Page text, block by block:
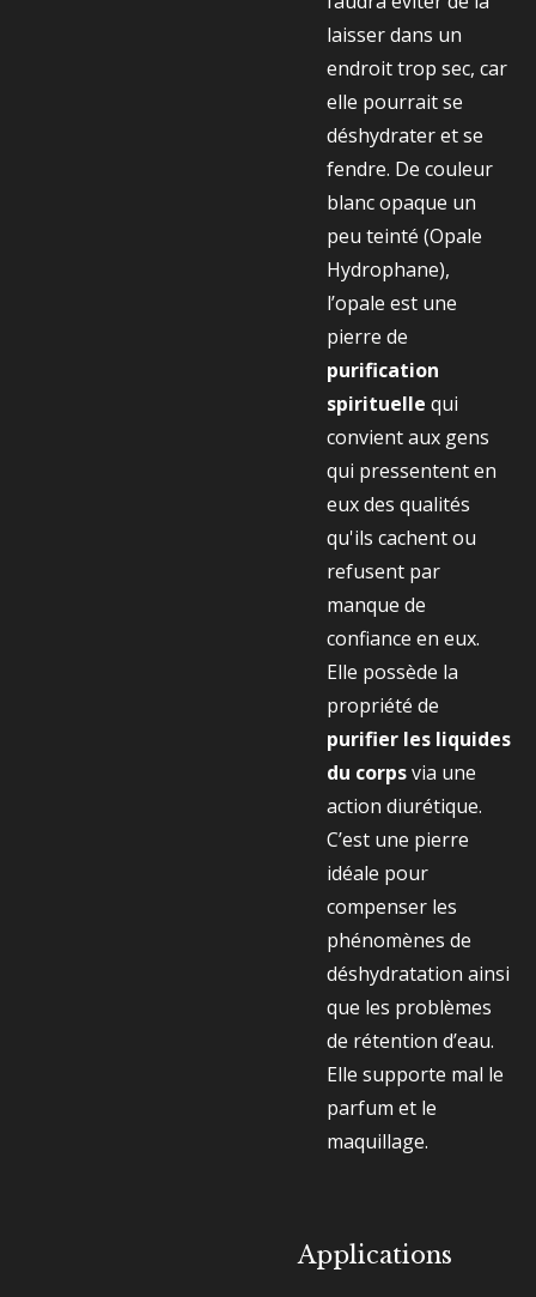
laisser dans un
endroit trop sec, car
elle pourrait se
déshydrater et se
fendre. De couleur
blanc opaque un
peu teinté (Opale
Hydrophane),
l’opale est une
pierre de
purification
spirituelle qui
convient aux gens
qui pressentent en
eux des qualités
qu'ils cachent ou
refusent par
manque de
confiance en eux.
Elle possède la
propriété de
purifier les liquides
du corpsvia une
action diurétique.
C’est une pierre
idéale pour
compenser les
phénomènes de
déshydratation ainsi
que les problèmes
de rétention d’eau.
Elle supporte mal le
parfum et le
maquillage.
Applications